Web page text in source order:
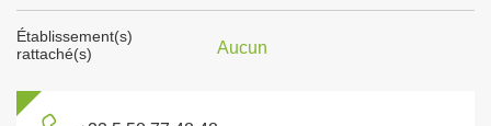
Établissement(s)
rattaché(s)
Aucun